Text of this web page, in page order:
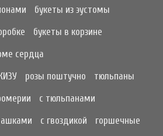
букеты из эустомы
букеты в корзине
сердца
розы поштучно
тюльпаны
с тюльпанами
с гвоздикой
горшечные